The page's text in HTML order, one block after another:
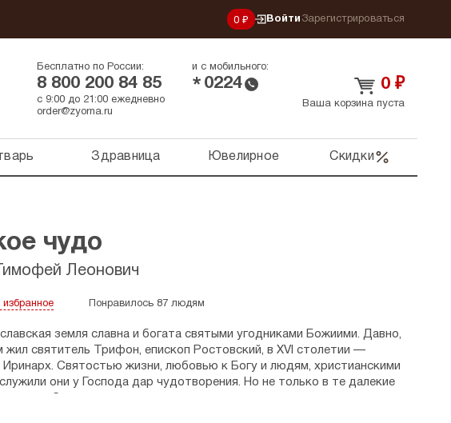
0 ₽ Войти Зарегистрироваться
Бесплатно по России:
8 800 200 84 85
и с мобильного:
* 0224
с 9:00 до 21:00 ежедневно
order@zyorna.ru
0 ₽
Ваша корзина пуста
Здравница Ювелирное Скидки
чудо
Леонович
избранное Понравилось 87 людям
земля славна и богата святыми угодниками Божиими. Давно,
жил святитель Трифон, епископ Ростовский, в XVI столетии —
Святостью жизни, любовью к Богу и людям, христианскими
они у Господа дар чудотворения. Но не только в те далекие
повесть рассказывает о том, как с пятнадцатилетним мальчиком